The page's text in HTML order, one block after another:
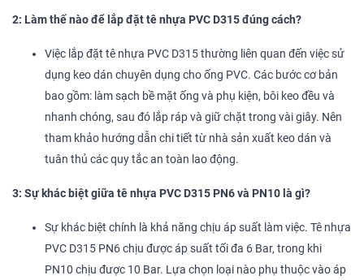
2: Làm thế nào để lắp đặt tê nhựa PVC D315 đúng cách?
Việc lắp đặt tê nhựa PVC D315 thường liên quan đến việc sử
dụng keo dán chuyên dụng cho ống PVC. Các bước cơ bản
bao gồm: làm sạch bề mặt ống và phụ kiện, bôi keo đều và
nhanh chóng, sau đó lắp ráp và giữ chặt trong vài giây. Nên
tham khảo hướng dẫn chi tiết từ nhà sản xuất keo dán và
tuân thủ các quy tắc an toàn lao động.
3: Sự khác biệt giữa tê nhựa PVC D315 PN6 và PN10 là gì?
Sự khác biệt chính là khả năng chịu áp suất làm việc. Tê nhựa
PVC D315 PN6 chịu được áp suất tối đa 6 Bar, trong khi
PN10 chịu được 10 Bar. Lựa chọn loại nào phụ thuộc vào áp